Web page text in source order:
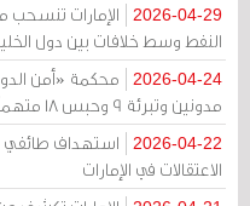
2026-04-29
الإمارات
النفط وسط خلافات بين دول
2026-04-24
مدونين وتبرئة 9 وحبس 18 متهماً بالتعاطف مع إيران
2026-04-22
استهداف طائفي
الاعتقالات في الإمارات